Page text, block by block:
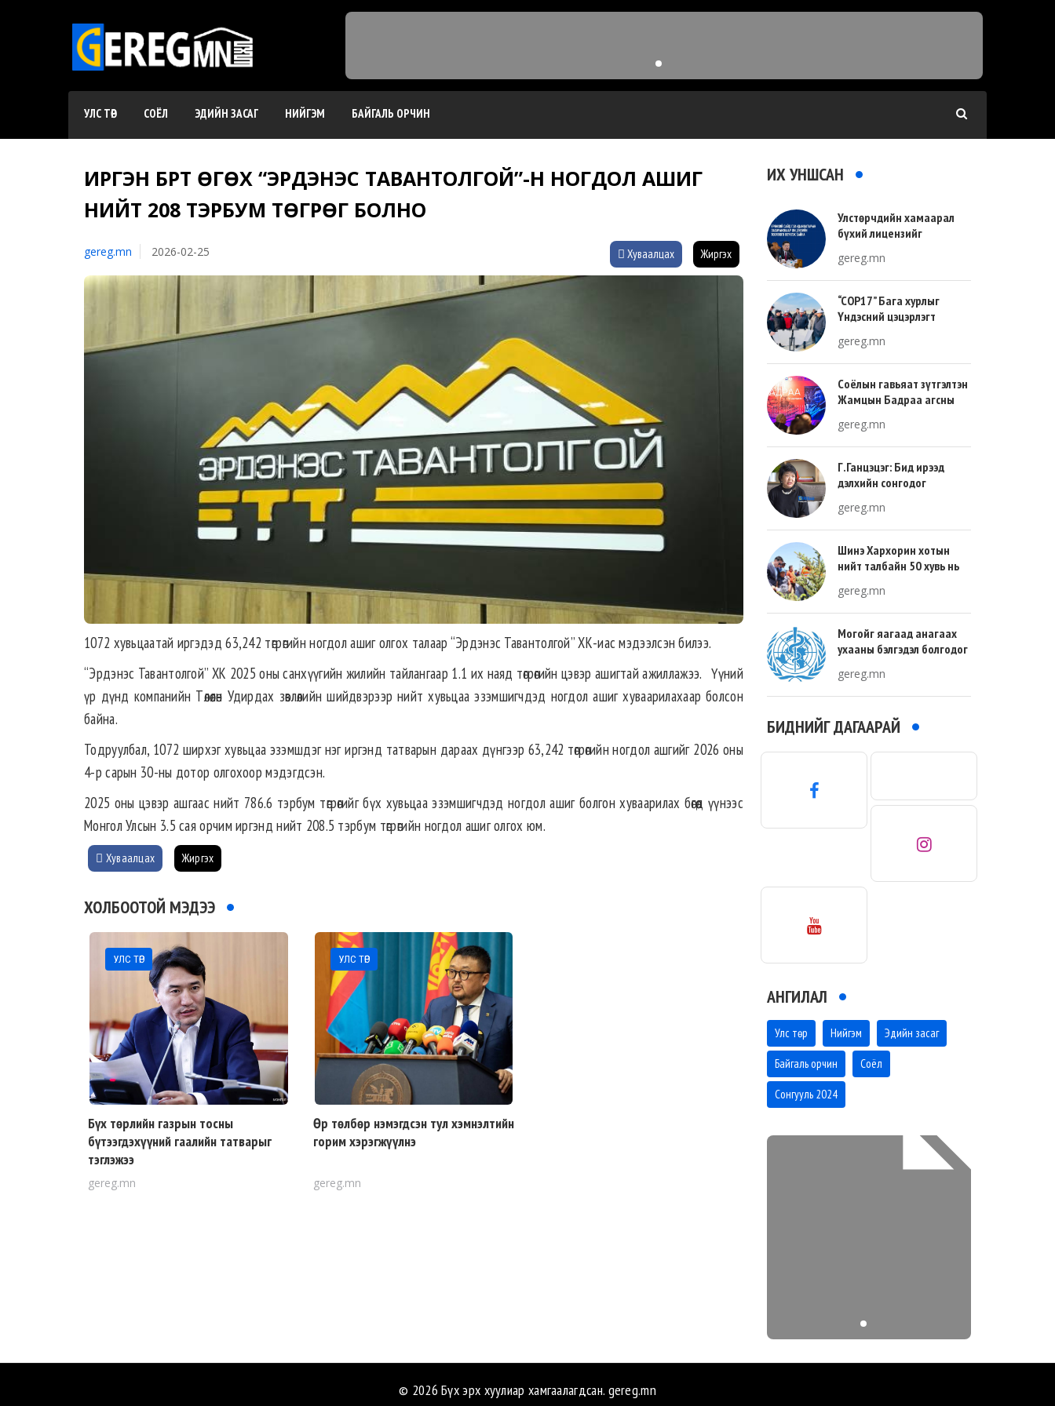
УЛС ТӨР СОЁЛ ЭДИЙН ЗАСАГ НИЙГЭМ БАЙГАЛЬ ОРЧИН
ИРГЭН БҮРТ ӨГӨХ “ЭРДЭНЭС ТАВАНТОЛГОЙ”-Н НОГДОЛ АШИГ
НИЙТ 208 ТЭРБУМ ТӨГРӨГ БОЛНО
gereg.mn 2026-02-25 Хуваалцах Жиргэх
1072 хувьцаатай иргэдэд 63,242 төгрөгийн ногдол ашиг олгох талаар “Эрдэнэс Тавантолгой” ХК-иас мэдээлсэн билээ.
“Эрдэнэс Тавантолгой” ХК 2025 оны санхүүгийн жилийн тайлангаар 1.1 их наяд төгрөгийн цэвэр ашигтай ажиллажээ. Үүний
үр дүнд компанийн Төлөөлөн Удирдах зөвлөлийн шийдвэрээр нийт хувьцаа эзэмшигчдэд ногдол ашиг хуваарилахаар болсон
байна.
Тодруулбал, 1072 ширхэг хувьцаа эзэмшдэг нэг иргэнд татварын дараах дүнгээр 63,242 төгрөгийн ногдол ашгийг 2026 оны
4-р сарын 30-ны дотор олгохоор мэдэгдсэн.
2025 оны цэвэр ашгаас нийт 786.6 тэрбум төгрөгийг бүх хувьцаа эзэмшигчдэд ногдол ашиг болгон хуваарилах бөгөөд үүнээс
Монгол Улсын 3.5 сая орчим иргэнд нийт 208.5 тэрбум төгрөгийн ногдол ашиг олгох юм.
Хуваалцах Жиргэх
ХОЛБООТОЙ МЭДЭЭ
УЛС ТӨР
Бүх төрлийн газрын тосны
бүтээгдэхүүний гаалийн татварыг
тэглэжээ
gereg.mn
УЛС ТӨР
Өр төлбөр нэмэгдсэн тул хэмнэлтийн
горим хэрэгжүүлнэ
gereg.mn
ИХ УНШСАН
Улстөрчдийн хамаарал
бүхий лицензийг
gereg.mn
“COP17” Бага хурлыг
Үндэсний цэцэрлэгт
зохион байгуулна
gereg.mn
Соёлын гавьяат зүтгэлтэн
Жамцын Бадраа агсны
тохиож байна
gereg.mn
Г.Ганцэцэг: Бид ирээд
дэлхийн сонгодог
хөгжлийн тухай л ярьсан
gereg.mn
Шинэ Хархорин хотын
нийт талбайн 50 хувь нь
хувь нь барилгажих
талбай, 20 хувь нь авто
зам байна
gereg.mn
Могойг яагаад анагаах
ухааны бэлгэдэл болгодог
gereg.mn
БИДНИЙГ ДАГААРАЙ
АНГИЛАЛ
Улс төр Нийгэм Эдийн засаг
Байгаль орчин Соёл
Сонгууль 2024
© 2026 Бүх эрх хуулиар хамгаалагдсан. gereg.mn